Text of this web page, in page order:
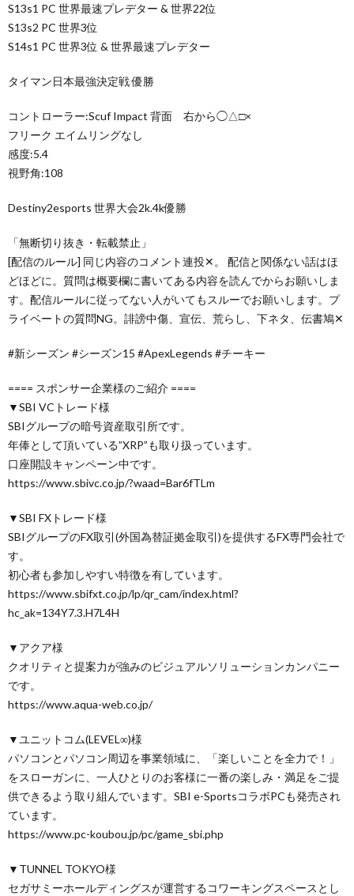
S13s1 PC 世界最速プレデター & 世界22位
S13s2 PC 世界3位
S14s1 PC 世界3位 & 世界最速プレデター
タイマン日本最強決定戦 優勝
コントローラー:Scuf Impact 背面 右から◯△□×
フリーク エイムリングなし
感度:5.4
視野角:108
Destiny2esports 世界大会2k.4k優勝
「無断切り抜き・転載禁止」
[配信のルール] 同じ内容のコメント連投✕。 配信と関係ない話はほ
どほどに。質問は概要欄に書いてある内容を読んでからお願いしま
す。配信ルールに従ってない人がいてもスルーでお願いします。プ
ライベートの質問NG。誹謗中傷、宣伝、荒らし、下ネタ、伝書鳩✕
#新シーズン #シーズン15 #ApexLegends #チーキー
==== スポンサー企業様のご紹介 ====
▼SBI VCトレード様
SBIグループの暗号資産取引所です。
年俸として頂いている”XRP”も取り扱っています。
口座開設キャンペーン中です。
https://www.sbivc.co.jp/?waad=Bar6fTLm
▼SBI FXトレード様
SBIグループのFX取引(外国為替証拠金取引)を提供するFX専門会社で
す。
初心者も参加しやすい特徴を有しています。
https://www.sbifxt.co.jp/lp/qr_cam/index.html?
hc_ak=134Y7.3.H7L4H
▼アクア様
クオリティと提案力が強みのビジュアルソリューションカンパニー
です。
https://www.aqua-web.co.jp/
▼ユニットコム(LEVEL∞)様
パソコンとパソコン周辺を事業領域に、「楽しいことを全力で！」
をスローガンに、一人ひとりのお客様に一番の楽しみ・満足をご提
供できるよう取り組んでいます。SBI e-SportsコラボPCも発売され
ています。
https://www.pc-koubou.jp/pc/game_sbi.php
▼TUNNEL TOKYO様
セガサミーホールディングスが運営するコワーキングスペースとし